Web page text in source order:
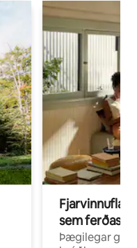
sem ferðast
Þægilegar